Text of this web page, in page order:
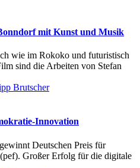
mit Kunst und Musik
wie im Rokoko und futuristisch
sind die Arbeiten von Stefan
Innovation
Deutschen Preis für
Großer Erfolg für die digitale